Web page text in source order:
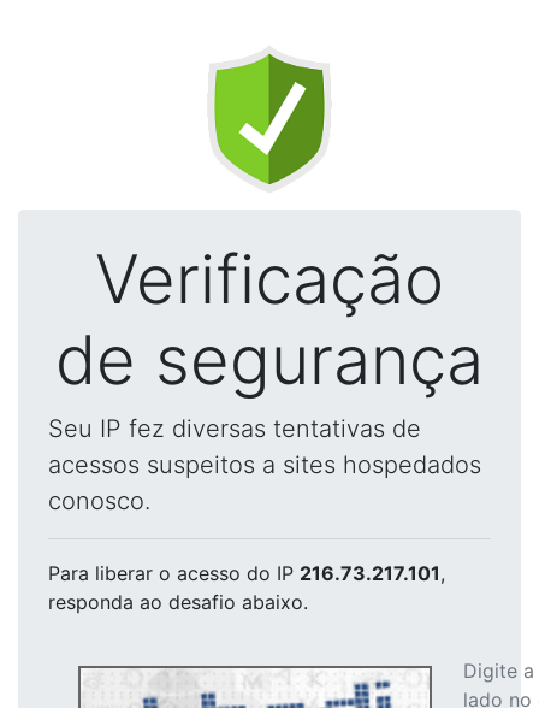
Verificação
de segurança
Seu IP fez diversas tentativas de
acessos suspeitos a sites hospedados
conosco.
Para liberar o acesso do IP 216.73.217.101,
responda ao desafio abaixo.
Digite
lado no